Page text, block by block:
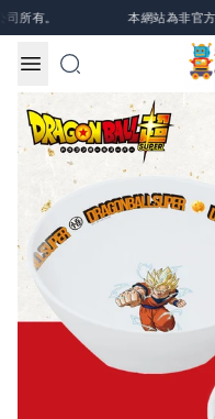
Skip to content
有。 本網站為非官方